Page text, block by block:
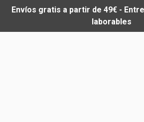
Envíos gratis a partir de 49€ -
laborables